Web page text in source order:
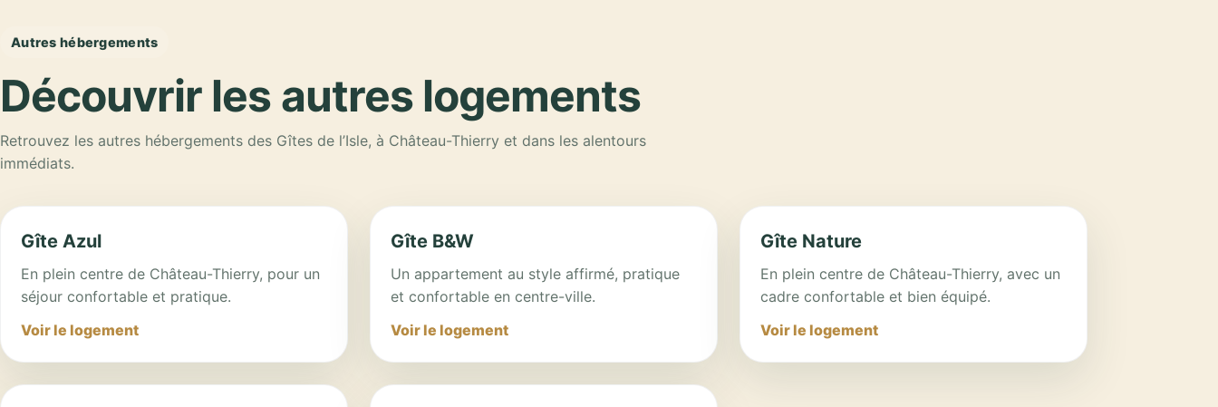
Autres hébergements
Découvrir les autres logements
Retrouvez les autres hébergements des Gîtes de l’Isle, à Château-Thierry et dans les alentours
immédiats.
Gîte Azul
En plein centre de Château-Thierry, pour un
séjour confortable et pratique.
Voir le logement
Gîte B&W
Un appartement au style affirmé, pratique
et confortable en centre-ville.
Voir le logement
Gîte Nature
En plein centre de Château-Thierry, avec un
cadre confortable et bien équipé.
Voir le logement